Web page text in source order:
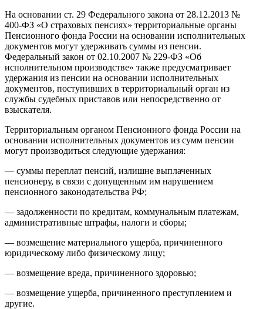
На основании ст. 29 Федерального закона от 28.12.2013 №
400-ФЗ «О страховых пенсиях» территориальные органы
Пенсионного фонда России на основании исполнительных
документов могут удерживать суммы из пенсии.
Федеральный закон от 02.10.2007 № 229-ФЗ «Об
исполнительном производстве» также предусматривает
удержания из пенсии на основании исполнительных
документов, поступивших в территориальный орган из
службы судебных приставов или непосредственно от
взыскателя.
Территориальным органом Пенсионного фонда России на
основании исполнительных документов из сумм пенсии
могут производиться следующие удержания:
— суммы переплат пенсий, излишне выплаченных
пенсионеру, в связи с допущенным им нарушением
пенсионного законодательства РФ;
— задолженности по кредитам, коммунальным платежам,
административные штрафы, налоги и сборы;
— возмещение материального ущерба, причиненного
юридическому либо физическому лицу;
— возмещение вреда, причиненного здоровью;
— возмещение ущерба, причиненного преступлением и
другие.